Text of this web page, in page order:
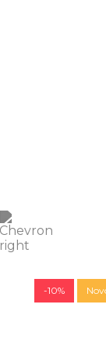
-10%